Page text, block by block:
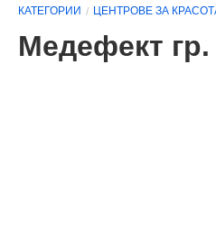
КАТЕГОРИИ ЦЕНТРОВЕ ЗА
Медефект